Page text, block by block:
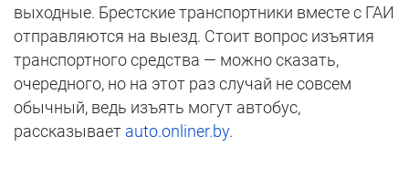
выходные. Брестские транспортники вместе с ГАИ
отправляются на выезд. Стоит вопрос изъятия
транспортного средства — можно сказать,
очередного, но на этот раз случай не совсем
обычный, ведь изъять могут автобус,
рассказывает auto.onliner.by.